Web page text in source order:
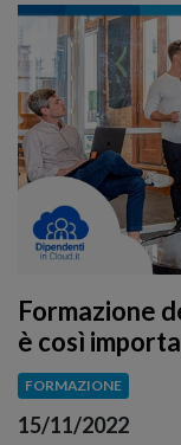
Formazione
è così
FORMAZIONE
15/11/2022